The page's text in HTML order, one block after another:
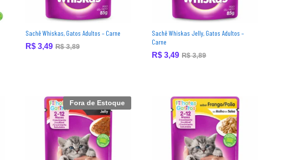
Sachê Whiskas, Gatos Adultos – Carne
R$3,49 R$3,89
R$3,49 R$3,89
Sachê Whiskas Jelly, Gatos Adultos –
Carne
R$ 3,49 R$3,89
R$ 3,49 R$3,89
Fora de Estoque